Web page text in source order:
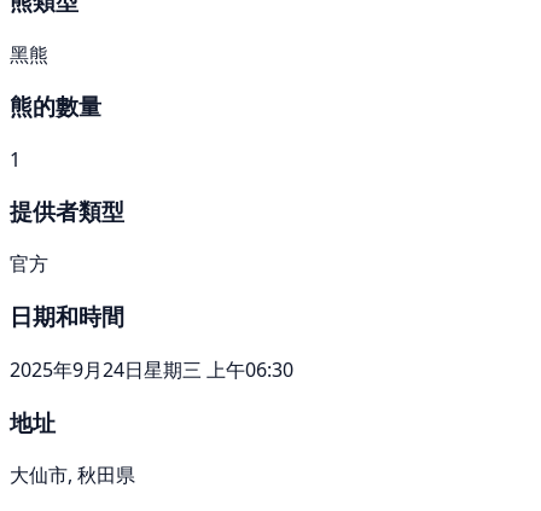
黑熊
熊的數量
1
提供者類型
官方
日期和時間
2025年9月24日星期三 上午06:30
地址
大仙市, 秋田県